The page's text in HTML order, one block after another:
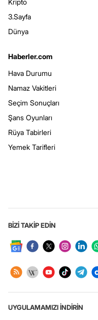
3.Sayfa
Dünya
Haberler.com
Hava Durumu
Namaz Vakitleri
Seçim Sonuçları
Şans Oyunları
Rüya Tabirleri
Yemek Tarifleri
BİZİ TAKİP EDİN
UYGULAMAMIZI İNDİRİN